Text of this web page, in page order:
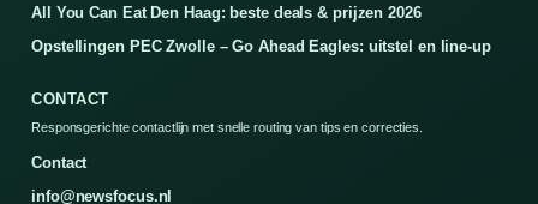
All You Can Eat Den Haag: beste deals & prijzen 2026
Opstellingen PEC Zwolle – Go Ahead Eagles: uitstel en line-up
CONTACT
Responsgerichte contactlijn met snelle routing van tips en correcties.
Contact
info@newsfocus.nl